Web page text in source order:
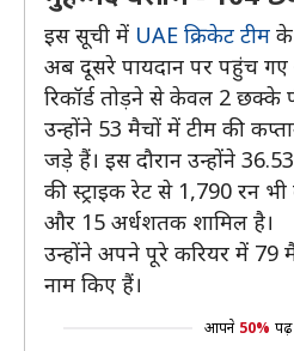
इस सूची में UAE क्रिकेट टीम के
अब दूसरे पायदान पर पहुंच गए
रिकॉर्ड तोड़ने से केवल 2 छक्के
उन्होंने 53 मैचों में टीम की
जड़े हैं। इस दौरान उन्होंने
की स्ट्राइक रेट से 1,790 रन
और 15 अर्धशतक शामिल है।
उन्होंने अपने पूरे करियर में
नाम किए हैं।
आपने 50% पढ़